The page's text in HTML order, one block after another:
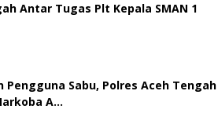
Antar Tugas Plt Kepala SMAN 1
Pengguna Sabu, Polres Aceh Tengah
A…